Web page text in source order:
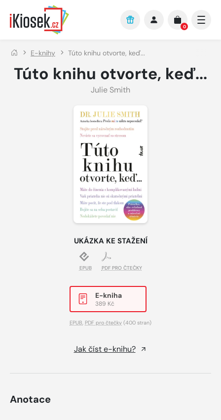
Přejít na hlavní obsah
0
E-knihy Túto knihu otvorte, keď...
Túto knihu otvorte, keď...
Julie Smith
UKÁZKA KE STAŽENÍ
EPUB PDF PRO ČTEČKY
E-kniha
389 Kč
EPUB PDF pro čtečky (400 stran)
Jak číst e-knihu?
Anotace